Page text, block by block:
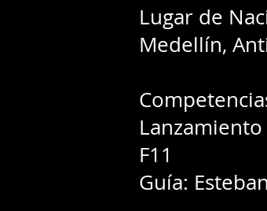
Lugar de
Medellín,
F11
Guía: